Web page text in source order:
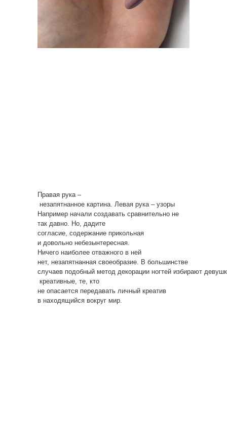
Правая рука –
незапятнанное картина. Левая рука – узоры
Например начали создавать сравнительно не
так давно. Но, дадите
согласие, содержание прикольная
и довольно небезынтересная.
Ничего наиболее отважного в ней
нет, незапятнанная своеобразие. В большинстве
случаев подобный метод декорации ногтей избирают
креативные, те, кто
не опасается передавать личный креатив
в находящийся вокруг мир.